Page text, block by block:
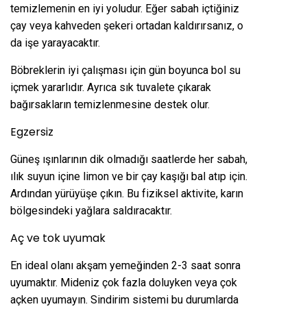
temizlemenin en iyi yoludur. Eğer sabah içtiğiniz
çay veya kahveden şekeri ortadan kaldırırsanız, o
da işe yarayacaktır.
Böbreklerin iyi çalışması için gün boyunca bol su
içmek yararlıdır. Ayrıca sık tuvalete çıkarak
bağırsakların temizlenmesine destek olur.
Egzersiz
Güneş ışınlarının dik olmadığı saatlerde her sabah,
ılık suyun içine limon ve bir çay kaşığı bal atıp için.
Ardından yürüyüşe çıkın. Bu fiziksel aktivite, karın
bölgesindeki yağlara saldıracaktır.
Aç ve tok uyumak
En ideal olanı akşam yemeğinden 2-3 saat sonra
uyumaktır. Mideniz çok fazla doluyken veya çok
açken uyumayın. Sindirim sistemi bu durumlarda